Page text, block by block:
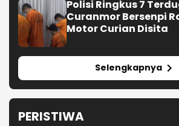
Polisi Ringkus 7
Curanmor Bersenpi
Motor Curian Disita
Selengkapnya
PERISTIWA